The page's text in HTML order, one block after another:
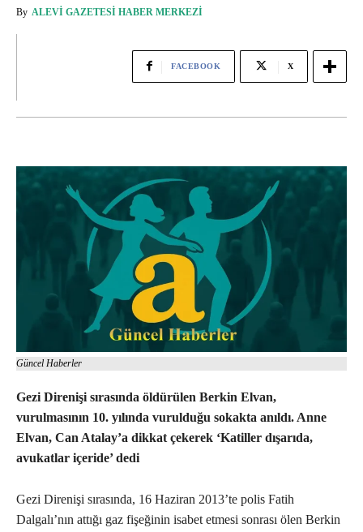
By ALEVI GAZETESI HABER MERKEZI
FACEBOOK X
Güncel Haberler
Gezi Direnişi sırasında öldürülen Berkin Elvan,
vurulmasının 10. yılında vurulduğu sokakta anıldı. Anne
Elvan, Can Atalay’a dikkat çekerek ‘Katiller dışarıda,
avukatlar içeride’ dedi
Gezi Direnişi sırasında, 16 Haziran 2013’te polis Fatih
Dalgalı’nın attığı gaz fişeğinin isabet etmesi sonrası ölen Berkin